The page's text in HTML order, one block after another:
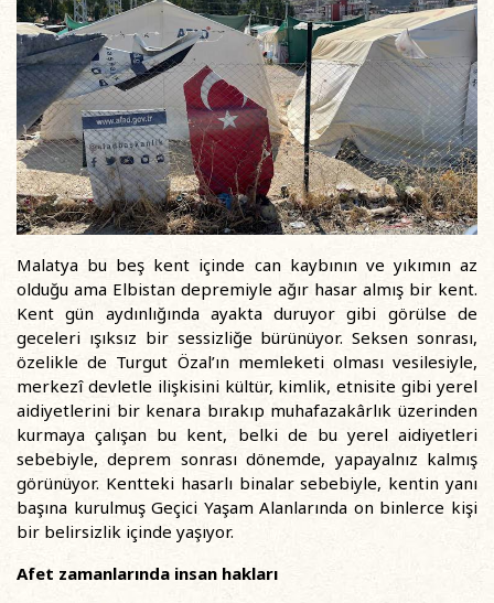
Malatya bu beş kent içinde can kaybının ve yıkımın az
olduğu ama Elbistan depremiyle ağır hasar almış bir kent.
Kent gün aydınlığında ayakta duruyor gibi görülse de
geceleri ışıksız bir sessizliğe bürünüyor. Seksen sonrası,
özelikle de Turgut Özal’ın memleketi olması vesilesiyle,
merkezî devletle ilişkisini kültür, kimlik, etnisite gibi yerel
aidiyetlerini bir kenara bırakıp muhafazakârlık üzerinden
kurmaya çalışan bu kent, belki de bu yerel aidiyetleri
sebebiyle, deprem sonrası dönemde, yapayalnız kalmış
görünüyor. Kentteki hasarlı binalar sebebiyle, kentin yanı
başına kurulmuş Geçici Yaşam Alanlarında on binlerce kişi
bir belirsizlik içinde yaşıyor.
Afet zamanlarında insan hakları